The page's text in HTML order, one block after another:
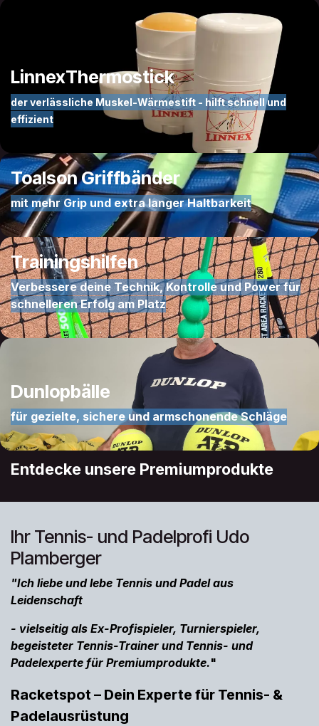
LinnexThermostick
der verlässliche Muskel-Wärmestift - hilft schnell und
effizient
ToalsonGriff​​​bänder
mit mehr Grip und extra langer Haltbarkeit
Trainingshilfen
Verbessere deine Technik, Kontrolle und Power für
schnelleren Erfolg am Platz
Dunlopbälle
für gezielte, sichere und armschonende Schläge
Entdecke unsere Premiumprod​ukt​e
Ihr Tennis- und Padelprofi Udo
Plamberger
"Ich liebe und lebe Tennis und Padel aus
Leidenschaft
- vielseitig als Ex-Profispieler, Turnierspieler,
begeisteter Tennis-Trainer und Tennis- und
Padelexperte für Premiumprodukte."
Racketspot – Dein Experte für Tennis- &
Padelausrüstung